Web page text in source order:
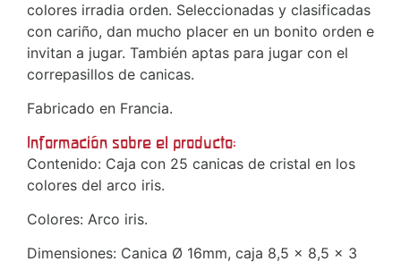
colores irradia orden. Seleccionadas y clasificadas
con cariño, dan mucho placer en un bonito orden e
invitan a jugar. También aptas para jugar con el
correpasillos de canicas.
Fabricado en Francia.
Información sobre el producto:
Contenido: Caja con 25 canicas de cristal en los
colores del arco iris.
Colores: Arco iris.
Dimensiones: Canica Ø 16mm, caja 8,5 x 8,5 x 3